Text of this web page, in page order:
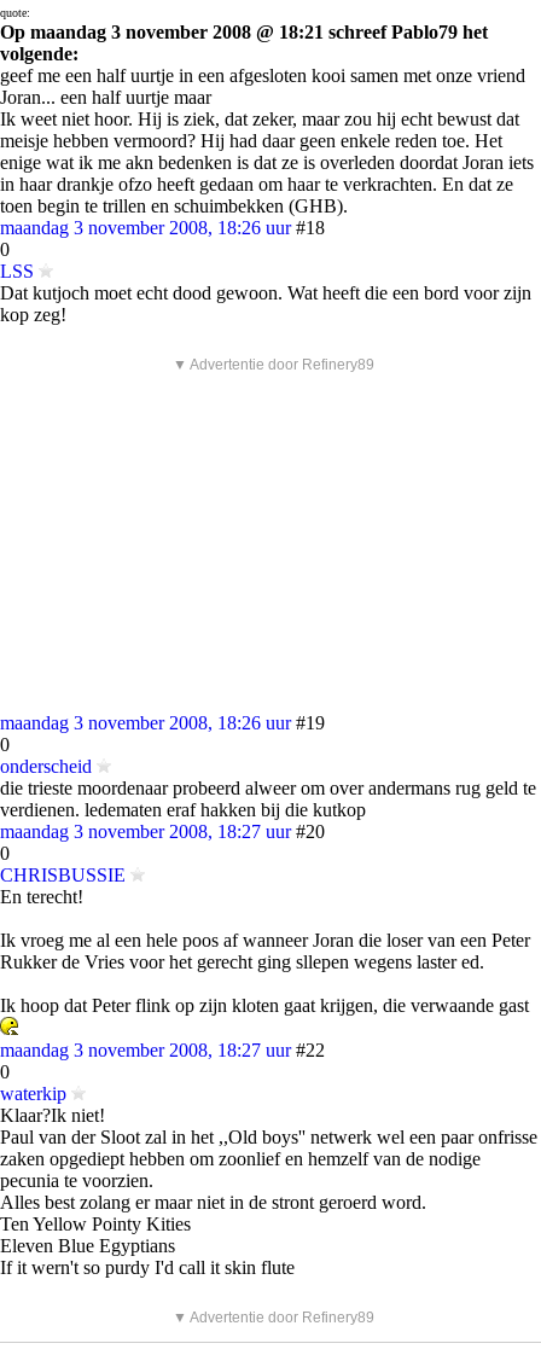
quote:
Op maandag 3 november 2008 @ 18:21 schreef Pablo79 het
volgende:
geef me een half uurtje in een afgesloten kooi samen met onze vriend
Joran... een half uurtje maar
Ik weet niet hoor. Hij is ziek, dat zeker, maar zou hij echt bewust dat
meisje hebben vermoord? Hij had daar geen enkele reden toe. Het
enige wat ik me akn bedenken is dat ze is overleden doordat Joran iets
in haar drankje ofzo heeft gedaan om haar te verkrachten. En dat ze
toen begin te trillen en schuimbekken (GHB).
maandag 3 november 2008, 18:26 uur #18
0
LSS
Dat kutjoch moet echt dood gewoon. Wat heeft die een bord voor zijn
kop zeg!
▼ Advertentie door Refinery89
maandag 3 november 2008, 18:26 uur #19
0
onderscheid
die trieste moordenaar probeerd alweer om over andermans rug geld te
verdienen. ledematen eraf hakken bij die kutkop
maandag 3 november 2008, 18:27 uur #20
0
CHRISBUSSIE
En terecht!
Ik vroeg me al een hele poos af wanneer Joran die loser van een Peter
Rukker de Vries voor het gerecht ging sllepen wegens laster ed.
Ik hoop dat Peter flink op zijn kloten gaat krijgen, die verwaande gast
maandag 3 november 2008, 18:27 uur #22
0
waterkip
Klaar?Ik niet!
Paul van der Sloot zal in het ,,Old boys'' netwerk wel een paar onfrisse
zaken opgediept hebben om zoonlief en hemzelf van de nodige
pecunia te voorzien.
Alles best zolang er maar niet in de stront geroerd word.
Ten Yellow Pointy Kities
Eleven Blue Egyptians
If it wern't so purdy I'd call it skin flute
▼ Advertentie door Refinery89